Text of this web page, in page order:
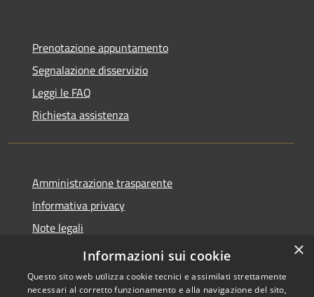
Prenotazione appuntamento
Segnalazione disservizio
Leggi le FAQ
Richiesta assistenza
Amministrazione trasparente
Informativa privacy
Note legali
Dichiarazione di accessibilità
×
Informazioni sui cookie
Questo sito web utilizza cookie tecnici e assimilati strettamente
necessari al corretto funzionamento e alla navigazione del sito,